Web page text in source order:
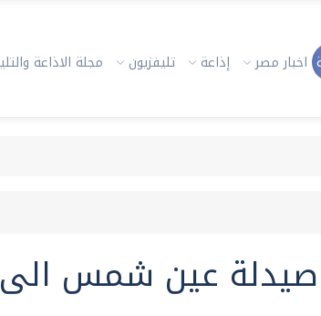
اخبار مصر إذاعة تليفزيون مجلة الاذاعة
صيدلة عين شمس الى